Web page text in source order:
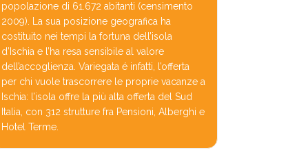
popolazione di 61.672 abitanti (censimento
2009). La sua posizione geografica ha
costituito nei tempi la fortuna dell’isola
d’Ischia e l’ha resa sensibile al valore
dell’accoglienza. Variegata é infatti, l’offerta
per chi vuole trascorrere le proprie vacanze a
Ischia: l’isola offre la più alta offerta del Sud
Italia, con 312 strutture fra Pensioni, Alberghi e
Hotel Terme.